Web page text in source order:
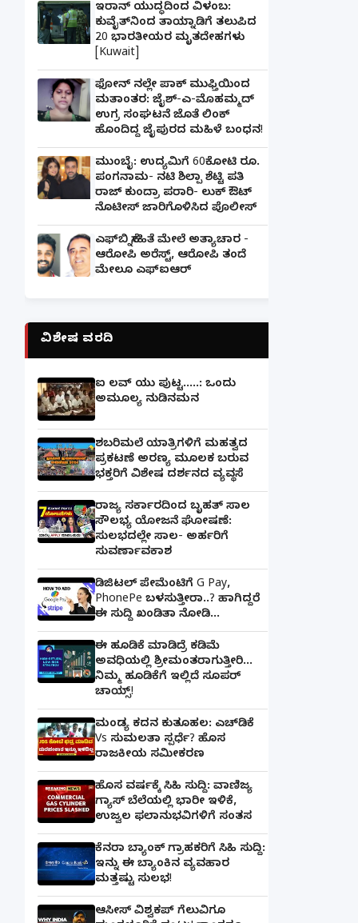
ಇರಾನ್ ಯುದ್ಧದಿಂದ ವಿಳಂಬ:
ಕುವೈತ್‌ನಿಂದ ತಾಯ್ನಾಡಿಗೆ ತಲುಪಿದ
20 ಭಾರತೀಯರ ಮೃತದೇಹಗಳು
[Kuwait]
ಫೋನ್ ನಲ್ಲೇ ಪಾಕ್ ಮುಫ್ತಿಯಿಂದ
ಮತಾಂತರ: ಜೈಶ್-ಎ-ಮೊಹಮ್ಮದ್
ಉಗ್ರ ಸಂಘಟನೆ ಜೊತೆ ಲಿಂಕ್
ಹೊಂದಿದ್ದ ಜೈಪುರದ ಮಹಿಳೆ ಬಂಧನ!
ಮುಂಬೈ: ಉದ್ಯಮಿಗೆ 60ಕೋಟಿ ರೂ.
ಪಂಗನಾಮ- ನಟಿ ಶಿಲ್ಪಾ ಶೆಟ್ಟಿ ಪತಿ
ರಾಜ್ ಕುಂದ್ರಾ ಪರಾರಿ- ಲುಕ್ ಔಟ್
ನೊಟೀಸ್ ಜಾರಿಗೊಳಿಸಿದ ಪೊಲೀಸ್
ಎಫ್‌ಬಿ ಸ್ನೇಹಿತೆ ಮೇಲೆ ಅತ್ಯಾಚಾರ -
ಆರೋಪಿ ಅರೆಸ್ಟ್, ಆರೋಪಿ ತಂದೆ
ಮೇಲೂ ಎಫ್ಐಆರ್
ವಿಶೇಷ ವರದಿ
ಐ ಲವ್ ಯು ಪುಟ್ಟ.....: ಒಂದು
ಅಮೂಲ್ಯ ನುಡಿನಮನ
ಶಬರಿಮಲೆ ಯಾತ್ರಿಗಳಿಗೆ ಮಹತ್ವದ
ಪ್ರಕಟಣೆ ಅರಣ್ಯ ಮೂಲಕ ಬರುವ
ಭಕ್ತರಿಗೆ ವಿಶೇಷ ದರ್ಶನದ ವ್ಯವಸ್ಥೆ
ರಾಜ್ಯ ಸರ್ಕಾರದಿಂದ ಬೃಹತ್ ಸಾಲ
ಸೌಲಭ್ಯ ಯೋಜನೆ ಘೋಷಣೆ:
ಸುಲಭದಲ್ಲೇ ಸಾಲ- ಅರ್ಹರಿಗೆ
ಸುವರ್ಣಾವಕಾಶ
ಡಿಜಿಟಲ್ ಪೇಮೆಂಟಿಗೆ G Pay,
PhonePe ಬಳಸುತ್ತೀರಾ..? ಹಾಗಿದ್ದರೆ
ಈ ಸುದ್ದಿ ಖಂಡಿತಾ ನೋಡಿ...
ಈ ಹೂಡಿಕೆ ಮಾಡಿದ್ರೆ ಕಡಿಮೆ
ಅವಧಿಯಲ್ಲಿ ಶ್ರೀಮಂತರಾಗುತ್ತೀರಿ...
ನಿಮ್ಮ ಹೂಡಿಕೆಗೆ ಇಲ್ಲಿದೆ ಸೂಪರ್
ಚಾಯ್ಸ್‌!
ಮಂಡ್ಯ ಕದನ ಕುತೂಹಲ: ಎಚ್‌ಡಿಕೆ
Vs ಸುಮಲತಾ ಸ್ಪರ್ಧೆ? ಹೊಸ
ರಾಜಕೀಯ ಸಮೀಕರಣ
ಹೊಸ ವರ್ಷಕ್ಕೆ ಸಿಹಿ ಸುದ್ದಿ: ವಾಣಿಜ್ಯ
ಗ್ಯಾಸ್‌ ಬೆಲೆಯಲ್ಲಿ ಭಾರೀ ಇಳಿಕೆ,
ಉಜ್ವಲ ಫಲಾನುಭವಿಗಳಿಗೆ ಸಂತಸ
ಕೆನರಾ ಬ್ಯಾಂಕ್‌ ಗ್ರಾಹಕರಿಗೆ ಸಿಹಿ ಸುದ್ದಿ:
ಇನ್ನು ಈ ಬ್ಯಾಂಕಿನ ವ್ಯವಹಾರ
ಮತ್ತಷ್ಟು ಸುಲಭ!
ಆಸೀಸ್ ವಿಶ್ವಕಪ್ ಗೆಲುವಿಗೂ